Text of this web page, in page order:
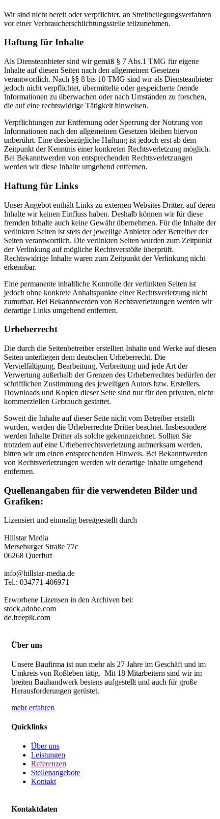
Wir sind nicht bereit oder verpflichtet, an Streitbeilegungsverfahren
vor einer Verbraucherschlichtungsstelle teilzunehmen.
Haftung für Inhalte
Als Diensteanbieter sind wir gemäß § 7 Abs.1 TMG für eigene
Inhalte auf diesen Seiten nach den allgemeinen Gesetzen
verantwortlich. Nach §§ 8 bis 10 TMG sind wir als Diensteanbieter
jedoch nicht verpflichtet, übermittelte oder gespeicherte fremde
Informationen zu überwachen oder nach Umständen zu forschen,
die auf eine rechtswidrige Tätigkeit hinweisen.
Verpflichtungen zur Entfernung oder Sperrung der Nutzung von
Informationen nach den allgemeinen Gesetzen bleiben hiervon
unberührt. Eine diesbezügliche Haftung ist jedoch erst ab dem
Zeitpunkt der Kenntnis einer konkreten Rechtsverletzung möglich.
Bei Bekanntwerden von entsprechenden Rechtsverletzungen
werden wir diese Inhalte umgehend entfernen.
Haftung für Links
Unser Angebot enthält Links zu externen Websites Dritter, auf deren
Inhalte wir keinen Einfluss haben. Deshalb können wir für diese
fremden Inhalte auch keine Gewähr übernehmen. Für die Inhalte der
verlinkten Seiten ist stets der jeweilige Anbieter oder Betreiber der
Seiten verantwortlich. Die verlinkten Seiten wurden zum Zeitpunkt
der Verlinkung auf mögliche Rechtsverstöße überprüft.
Rechtswidrige Inhalte waren zum Zeitpunkt der Verlinkung nicht
erkennbar.
Eine permanente inhaltliche Kontrolle der verlinkten Seiten ist
jedoch ohne konkrete Anhaltspunkte einer Rechtsverletzung nicht
zumutbar. Bei Bekanntwerden von Rechtsverletzungen werden wir
derartige Links umgehend entfernen.
Urheberrecht
Die durch die Seitenbetreiber erstellten Inhalte und Werke auf diesen
Seiten unterliegen dem deutschen Urheberrecht. Die
Vervielfältigung, Bearbeitung, Verbreitung und jede Art der
Verwertung außerhalb der Grenzen des Urheberrechtes bedürfen der
schriftlichen Zustimmung des jeweiligen Autors bzw. Erstellers.
Downloads und Kopien dieser Seite sind nur für den privaten, nicht
kommerziellen Gebrauch gestattet.
Soweit die Inhalte auf dieser Seite nicht vom Betreiber erstellt
wurden, werden die Urheberrechte Dritter beachtet. Insbesondere
werden Inhalte Dritter als solche gekennzeichnet. Sollten Sie
trotzdem auf eine Urheberrechtsverletzung aufmerksam werden,
bitten wir um einen entsprechenden Hinweis. Bei Bekanntwerden
von Rechtsverletzungen werden wir derartige Inhalte umgehend
entfernen.
Quellenangaben für die verwendeten Bilder und
Grafiken:
Lizensiert und einmalig bereitgestellt durch
Hillstar Media
Merseburger Straße 77c
06268 Querfurt
info@hillstar-media.de
Tel.: 034771-406971
Erworbene Lizensen in den Archiven bei:
stock.adobe.com
de.freepik.com
Über uns
Unsere Baufirma ist nun mehr als 27 Jahre im Geschäft und im
Umkreis von Roßleben tätig. Mit 18 Mitarbeitern sind wir im
breiten Bauhandwerk bestens aufgestellt und auch für große
Herausforderungen gerüstet.
mehr erfahren
Quicklinks
Über uns
Leistungen
Referenzen
Stellenangebote
Kontakt
Kontaktdaten